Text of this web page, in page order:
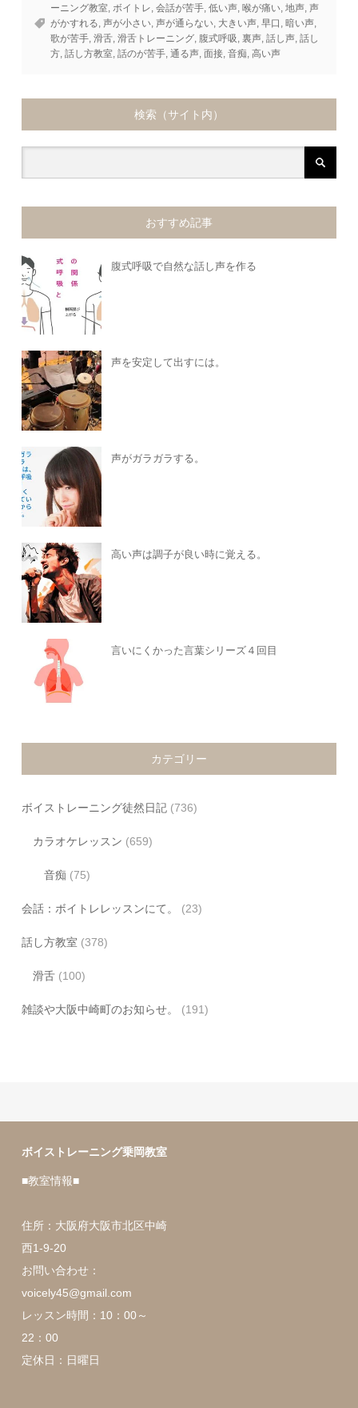
ーニング教室,ボイトレ,会話が苦手,低い声,喉が痛い,地声,声
がかすれる,声が小さい,声が通らない, 大きい声,早口 , 暗い声,
歌が苦手,滑舌,滑舌トレーニング, 腹式呼吸,裏声,話し声,話し
方,話し方教室,話のが苦手,通る声,面接,音痴,高い声
検索（サイト内）
おすすめ記事
腹式呼吸で自然な話し声を作る
声を安定して出すには。
声がガラガラする。
高い声は調子が良い時に覚える。
言いにくかった言葉シリーズ４回目
カテゴリー
ボイストレーニング徒然日記 (736)
カラオケレッスン (659)
音痴 (75)
会話：ボイトレレッスンにて。 (23)
話し方教室 (378)
滑舌 (100)
雑談や大阪中崎町のお知らせ。 (191)
ボイストレーニング乗岡教室
■教室情報■
住所：大阪府大阪市北区中崎
西1-9-20
お問い合わせ：
voicely45@gmail.com
レッスン時間：10：00～
22：00
定休日：日曜日